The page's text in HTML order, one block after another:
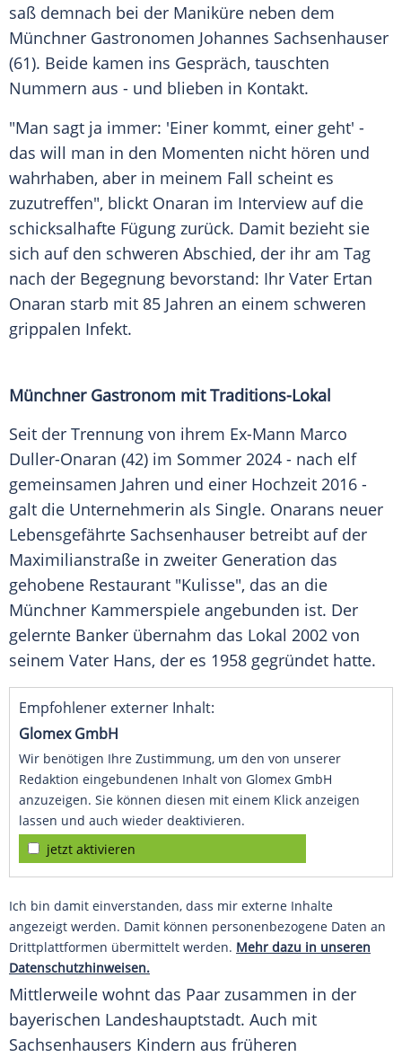
saß demnach bei der Maniküre neben dem
Münchner Gastronomen Johannes Sachsenhauser
(61). Beide kamen ins Gespräch, tauschten
Nummern aus - und blieben in Kontakt.
"Man sagt ja immer: 'Einer kommt, einer geht' -
das will man in den Momenten nicht hören und
wahrhaben, aber in meinem Fall scheint es
zuzutreffen", blickt Onaran im Interview auf die
schicksalhafte Fügung zurück. Damit bezieht sie
sich auf den schweren Abschied, der ihr am Tag
nach der Begegnung bevorstand: Ihr Vater Ertan
Onaran starb mit 85 Jahren an einem schweren
grippalen Infekt.
Münchner Gastronom mit Traditions-Lokal
Seit der Trennung von ihrem Ex-Mann Marco
Duller-Onaran (42) im Sommer 2024 - nach elf
gemeinsamen Jahren und einer Hochzeit 2016 -
galt die Unternehmerin als Single. Onarans neuer
Lebensgefährte Sachsenhauser betreibt auf der
Maximilianstraße in zweiter Generation das
gehobene Restaurant "Kulisse", das an die
Münchner Kammerspiele angebunden ist. Der
gelernte Banker übernahm das Lokal 2002 von
seinem Vater Hans, der es 1958 gegründet hatte.
Empfohlener externer Inhalt:
Glomex GmbH
Wir benötigen Ihre Zustimmung, um den von unserer
Redaktion eingebundenen Inhalt von Glomex GmbH
anzuzeigen. Sie können diesen mit einem Klick anzeigen
lassen und auch wieder deaktivieren.
jetzt aktivieren
Ich bin damit einverstanden, dass mir externe Inhalte
angezeigt werden. Damit können personenbezogene Daten an
Drittplattformen übermittelt werden. Mehr dazu in unseren
Datenschutzhinweisen.
Mittlerweile wohnt das Paar zusammen in der
bayerischen Landeshauptstadt. Auch mit
Sachsenhausers Kindern aus früheren